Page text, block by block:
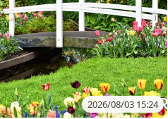
2026/08/03 15:24